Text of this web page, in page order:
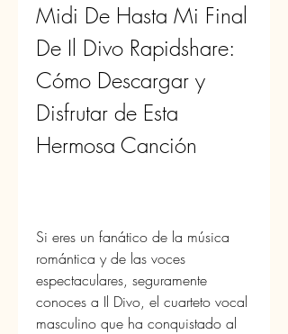
Midi De Hasta Mi Final
De Il Divo Rapidshare:
Cómo Descargar y
Disfrutar de Esta
Hermosa Canción
Si eres un fanático de la música
romántica y de las voces
espectaculares, seguramente
conoces a Il Divo, el cuarteto vocal
masculino que ha conquistado al